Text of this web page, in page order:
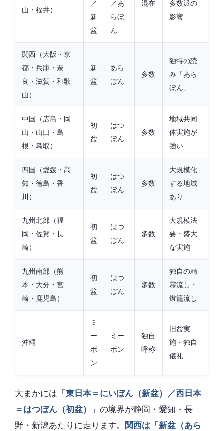
山・福井）
／
新
盆
／あ
らぼ
ん
混在
多数派の
影響
関西（大阪・京
都・兵庫・奈
良・滋賀・和歌
山）
新
盆
あら
ぼん
多数
独特の読
み「あら
ぼん」
中国（広島・岡
山・山口・島
根・鳥取）
初
盆
はつ
ぼん
多数
地域共同
体実施が
強い
四国（愛媛・高
知・徳島・香
川）
初
盆
はつ
ぼん
多数
大規模化
する地域
あり
九州北部（福
岡・佐賀・長
崎）
初
盆
はつ
ぼん
多数
大規模法
要・盛大
な実施
九州南部（熊
本・大分・宮
崎・鹿児島）
初
盆
はつ
ぼん
多数
独自の精
霊流し・
燈籠流し
沖縄
ミ
ー
ボ
ン
ミー
ボン
独自
呼称
旧盆実
施・独自
儀礼
大まかには「 東日本＝にいぼん（新盆）／西日本
＝はつぼん（初盆）
」の境界が静岡・愛知・長
野・新潟あたりに走ります。
関西は「新盆（あら